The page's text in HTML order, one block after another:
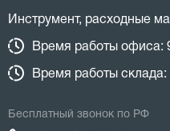
Инструмент, расходные
Время работы офиса:
Время работы склада:
Бесплатный звонок по РФ